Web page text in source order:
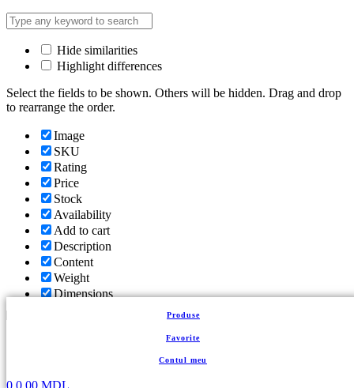
Produse
Favorite
Contul meu
0 0,00 MDL
Hide similarities
Highlight differences
Select the fields to be shown. Others will be hidden. Drag and drop
to rearrange the order.
Image
SKU
Rating
Price
Stock
Availability
Add to cart
Description
Content
Weight
Dimensions
Additional information
Click outside to hide the comparison bar
Coș de cumpărături